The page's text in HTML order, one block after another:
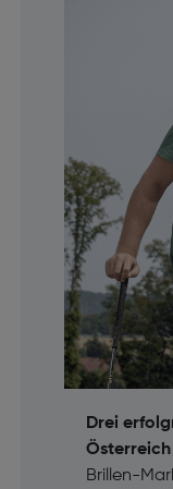
Drei
Österreich
Brillen-